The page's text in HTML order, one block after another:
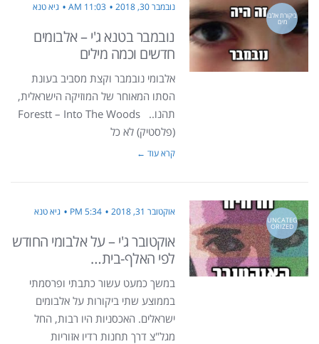
ביקורת אלבו
מים
נובמבר 30, 2018 11:03 AM גיא טנא
נובמבר בטנא ג'י – אלבומים
חדשים וכמה מילים
אלבומי נובמבר וקצת מסביב בעונת
הסתו המאוחר של המוזיקה הישראלית,
תהנו.. Forestt – Into The Woods
(פלסטיק) לא כל
קרא עוד ←
UNCATEG
ORIZED
אוקטובר 31, 2018 5:34 PM גיא טנא
אוקטובר ג'י – על אלבומי החודש
לפי האלף-בית…
במשך כמעט עשור כתבתי ופרסמתי
בממוצע שתי ביקורות על אלבומים
ישראלים. האכסניות היו רבות, החל
מגל"צ דרך תחנות רדיו אזוריות